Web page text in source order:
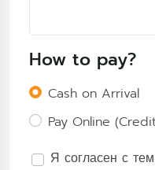
How to pay?
Cash on Arrival
Pay Online
Я согласен с